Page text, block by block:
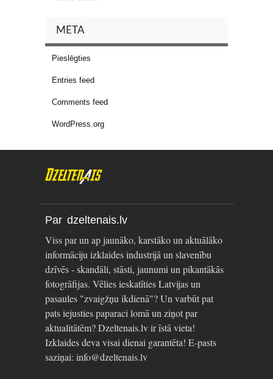
META
Pieslēgties
Entries feed
Comments feed
WordPress.org
Par dzeltenais.lv
Viss par un ap jaunāko, karstāko un aktuālāko
informāciju izklaides industrijā un slavenību
dzīvēs - skandāli, stāsti, jaunumi un pikantākās
fotogrāfijas. Vēlies ieskatīties Latvijas un
pasaules "zvaigžņu ikdienā"? Un varbūt pat
pats iejusties paparaci lomā un ziņot par
aktualitātēm? Dzeltenais.lv ir īstā vieta!
Izklaides deva visai dienai garantēta! E-pasts
saziņai: info@dzeltenais.lv